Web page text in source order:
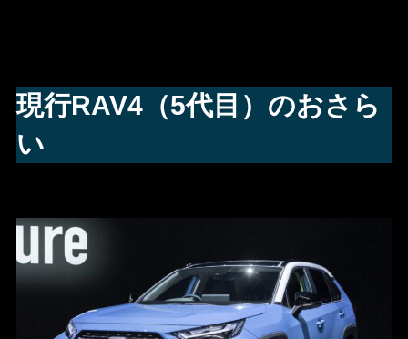
現行RAV4（5代目）のおさら
い